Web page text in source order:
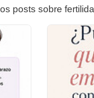
posts sobre